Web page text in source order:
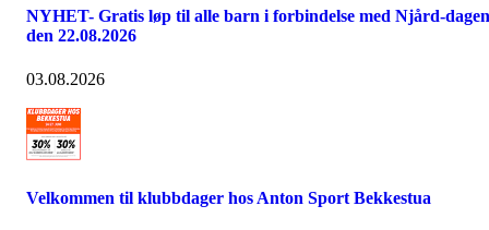
NYHET- Gratis løp til alle barn i forbindelse med Njård-dagen
den 22.08.2026
03.08.2026
Velkommen til klubbdager hos Anton Sport Bekkestua